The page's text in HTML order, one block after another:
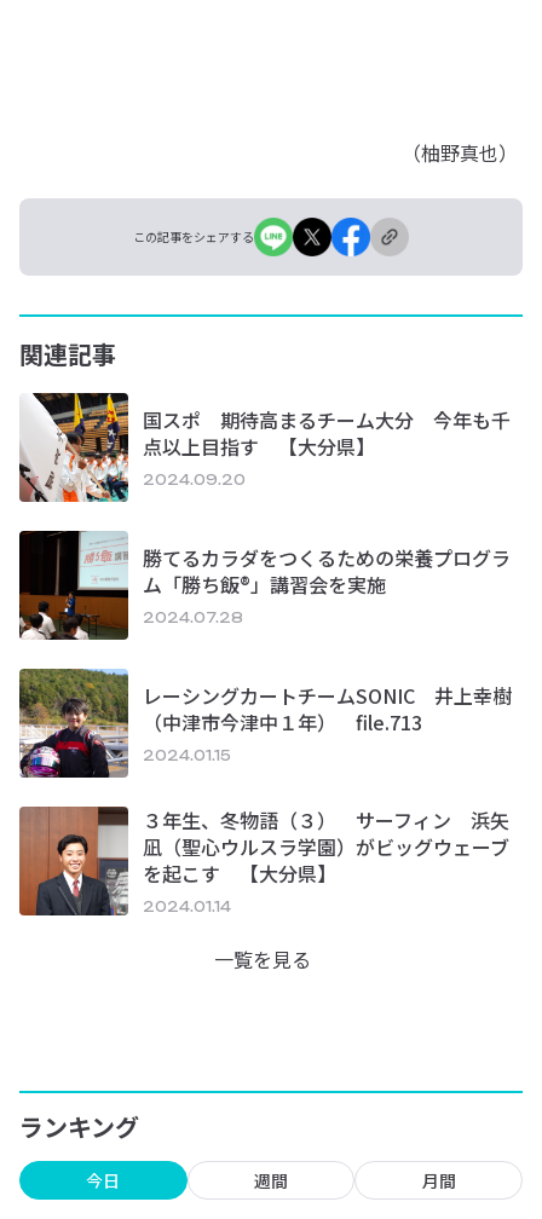
（柚野真也）
この記事をシェアする
関連記事
国スポ 期待高まるチーム大分 今年も千
点以上目指す 【大分県】
2024.09.20
勝てるカラダをつくるための栄養プログラ
ム「勝ち飯®」講習会を実施
2024.07.28
レーシングカートチームSONIC 井上幸樹
（中津市今津中１年） file.713
2024.01.15
３年生、冬物語（３） サーフィン 浜矢
凪（聖心ウルスラ学園）がビッグウェーブ
を起こす 【大分県】
2024.01.14
一覧を見る
ランキング
今日 週間 月間